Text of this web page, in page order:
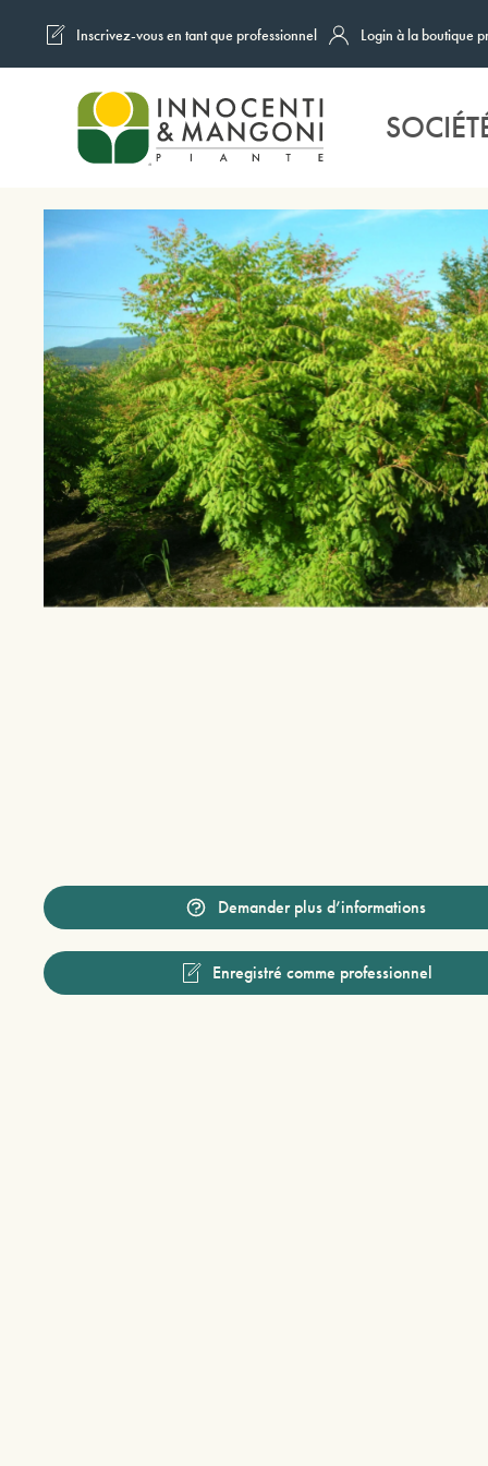
Skip to main content
Inscrivez-vous en tant que professionnel Login à la boutique
Demander plus d’informations
Enregistré comme professionnel